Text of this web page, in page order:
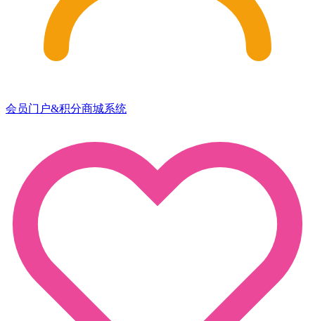
会员门户&积分商城系统